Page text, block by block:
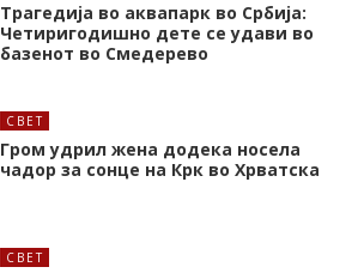
Трагедија во аквапарк во Србија:
Четиригодишно дете се удави во
базенот во Смедерево
СВЕТ
Гром удрил жена додека носела
чадор за сонце на Крк во Хрватска
СВЕТ